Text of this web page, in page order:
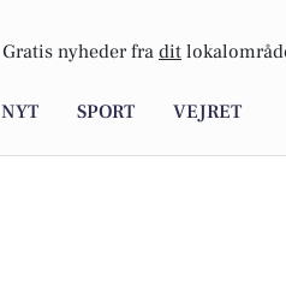
Gratis nyheder fra dit
SPORT VEJRET